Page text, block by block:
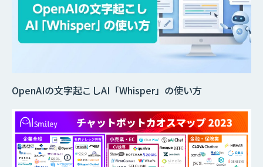
OpenAIの文字起こしAI「Whisper」の使い方